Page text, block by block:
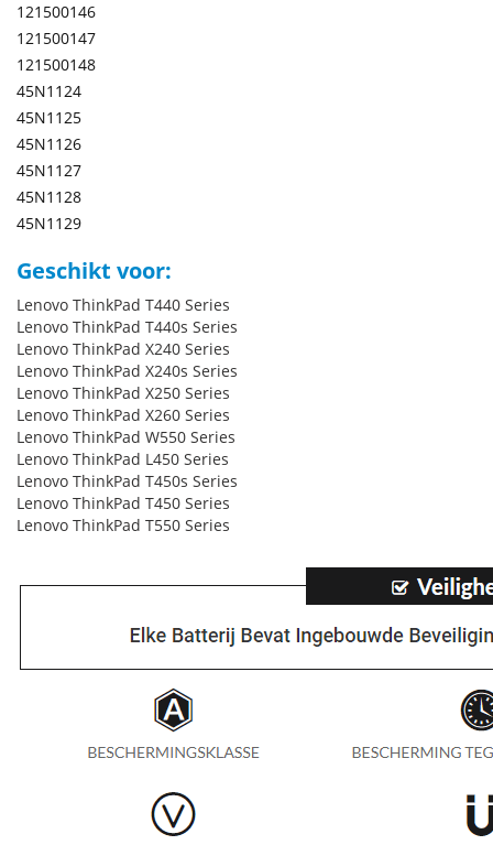
121500146
121500147
121500148
45N1124
45N1125
45N1126
45N1127
45N1128
45N1129
Geschikt voor:
Lenovo ThinkPad T440 Series
Lenovo ThinkPad T440s Series
Lenovo ThinkPad X240 Series
Lenovo ThinkPad X240s Series
Lenovo ThinkPad X250 Series
Lenovo ThinkPad X260 Series
Lenovo ThinkPad W550 Series
Lenovo ThinkPad L450 Series
Lenovo ThinkPad T450s Series
Lenovo ThinkPad T450 Series
Lenovo ThinkPad T550 Series